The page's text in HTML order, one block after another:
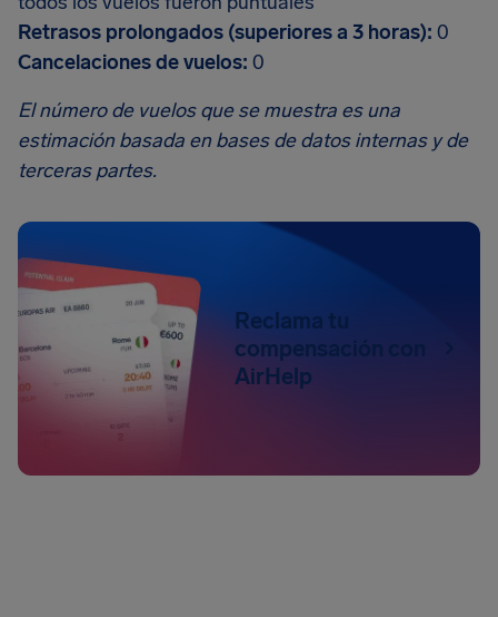
Retrasos prolongados (superiores a 3 horas): 0
Cancelaciones de vuelos: 0
El número de vuelos que se muestra es una
estimación basada en bases de datos internas y de
terceras partes.
Reclama tu
compensación con
AirHelp